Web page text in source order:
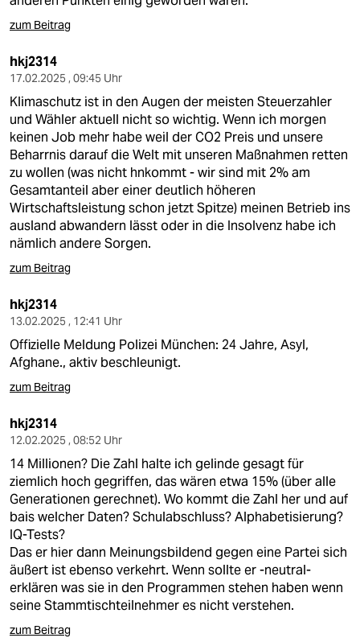
zum Beitrag
hkj2314
17.02.2025 , 09:45 Uhr
Klimaschutz ist in den Augen der meisten Steuerzahler
und Wähler aktuell nicht so wichtig. Wenn ich morgen
keinen Job mehr habe weil der CO2 Preis und unsere
Beharrnis darauf die Welt mit unseren Maßnahmen retten
zu wollen (was nicht hnkommt - wir sind mit 2% am
Gesamtanteil aber einer deutlich höheren
Wirtschaftsleistung schon jetzt Spitze) meinen Betrieb ins
ausland abwandern lässt oder in die Insolvenz habe ich
nämlich andere Sorgen.
zum Beitrag
hkj2314
13.02.2025 , 12:41 Uhr
Offizielle Meldung Polizei München: 24 Jahre, Asyl,
Afghane., aktiv beschleunigt.
zum Beitrag
hkj2314
12.02.2025 , 08:52 Uhr
14 Millionen? Die Zahl halte ich gelinde gesagt für
ziemlich hoch gegriffen, das wären etwa 15% (über alle
Generationen gerechnet). Wo kommt die Zahl her und auf
bais welcher Daten? Schulabschluss? Alphabetisierung?
IQ-Tests?
Das er hier dann Meinungsbildend gegen eine Partei sich
äußert ist ebenso verkehrt. Wenn sollte er -neutral-
erklären was sie in den Programmen stehen haben wenn
seine Stammtischteilnehmer es nicht verstehen.
zum Beitrag